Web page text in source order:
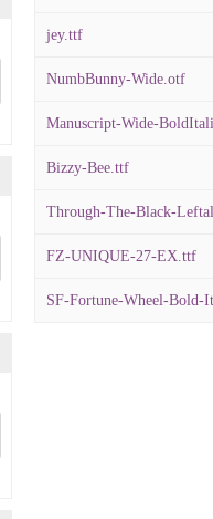
jey.ttf
NumbBunny-Wide.otf
Manuscript-Wide-
Bizzy-Bee.ttf
Through-The-Black-
FZ-UNIQUE-27-EX.ttf
SF-Fortune-Wheel-Bold-